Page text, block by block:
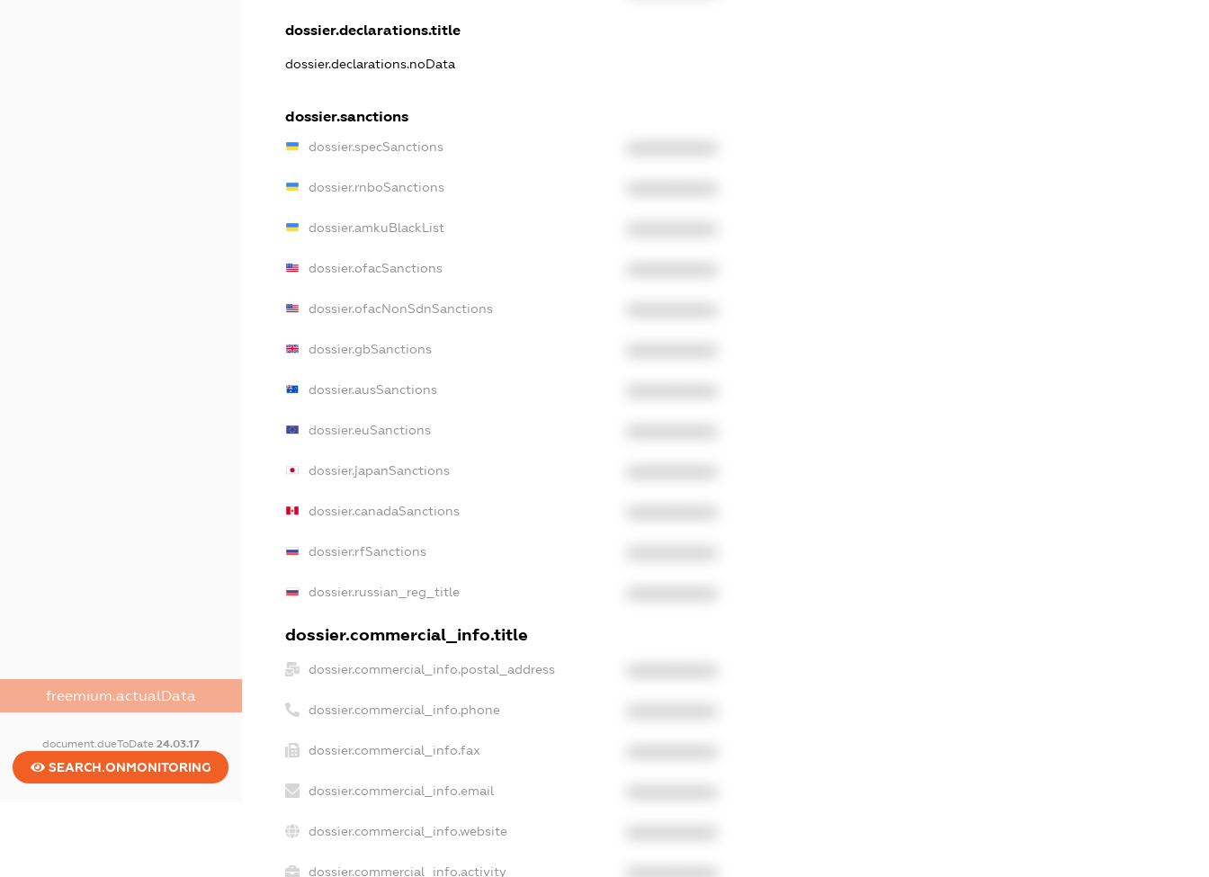
freemium.actualData
document.dueToDate 24.03.17
SEARCH.ONMONITORING
dossier.declarations.title
dossier.declarations.noData
dossier.sanctions
dossier.specSanctions
dossier.rnboSanctions
dossier.amkuBlackList
dossier.ofacSanctions
dossier.ofacNonSdnSanctions
dossier.gbSanctions
dossier.ausSanctions
dossier.euSanctions
dossier.japanSanctions
dossier.canadaSanctions
dossier.rfSanctions
dossier.russian_reg_title
dossier.commercial_info.title
dossier.commercial_info.postal_address
dossier.commercial_info.phone
dossier.commercial_info.fax
dossier.commercial_info.email
dossier.commercial_info.website
dossier.commercial_info.activity